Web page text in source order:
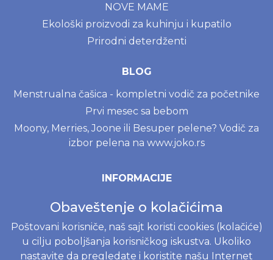
NOVE MAME
Ekološki proizvodi za kuhinju i kupatilo
Prirodni deterdženti
BLOG
Menstrualna čašica - kompletni vodič za početnike
Prvi mesec sa bebom
Moony, Merries, Joone ili Besuper pelene? Vodič za
izbor pelena na www.joko.rs
INFORMACIJE
Politika o kolačićima
Uslovi korišćenja
Politika privatnosti
Naručivanje i dostava
Obaveštenje o kolačićima
Poštovani korisniče, naš sajt koristi cookies (kolačiće)
u cilju poboljšanja korisničkog iskustva. Ukoliko
nastavite da pregledate i koristite našu Internet